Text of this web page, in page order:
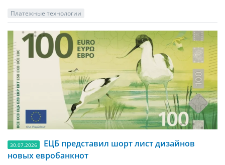
Платежные технологии
30.07.2026
ЕЦБ представил шорт лист дизайнов
новых евробанкнот